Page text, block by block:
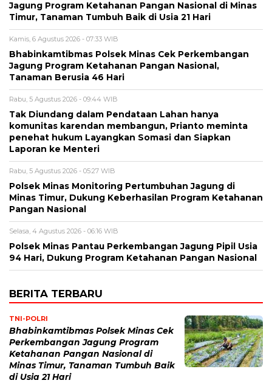
Jagung Program Ketahanan Pangan Nasional di Minas
Timur, Tanaman Tumbuh Baik di Usia 21 Hari
Kamis, 6 Agustus 2026 - 07:33 WIB
Bhabinkamtibmas Polsek Minas Cek Perkembangan
Jagung Program Ketahanan Pangan Nasional,
Tanaman Berusia 46 Hari
Rabu, 5 Agustus 2026 - 09:44 WIB
Tak Diundang dalam Pendataan Lahan hanya
komunitas karendan membangun, Prianto meminta
penehat hukum Layangkan Somasi dan Siapkan
Laporan ke Menteri
Rabu, 5 Agustus 2026 - 05:27 WIB
Polsek Minas Monitoring Pertumbuhan Jagung di
Minas Timur, Dukung Keberhasilan Program Ketahanan
Pangan Nasional
Selasa, 4 Agustus 2026 - 06:16 WIB
Polsek Minas Pantau Perkembangan Jagung Pipil Usia
94 Hari, Dukung Program Ketahanan Pangan Nasional
BERITA TERBARU
TNI-POLRI
Bhabinkamtibmas Polsek Minas Cek
Perkembangan Jagung Program
Ketahanan Pangan Nasional di
Minas Timur, Tanaman Tumbuh Baik
di Usia 21 Hari